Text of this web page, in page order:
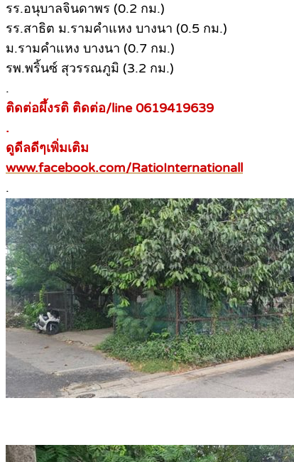
รร.อนุบาลจินดาพร (0.2 กม.)
รร.สาธิต ม.รามคำแหง บางนา (0.5 กม.)
ม.รามคำแหง บางนา (0.7 กม.)
รพ.พริ้นซ์ สุวรรณภูมิ (3.2 กม.)
.
ติดต่อผึ้งรติ ติดต่อ/line 0619419639
.
ดูดีลดีๆเพิ่มเติม
www.facebook.com/RatioInternationall
.